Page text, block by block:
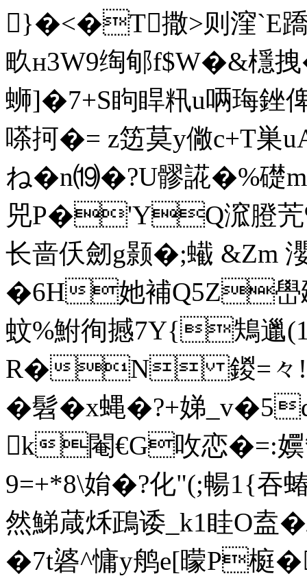
}�<�T撒>则漥`E蹻
畂н3W9绹郇f$W�&檼
蛳]�7+S眗睅籸u唡珻銼俾
嗏抲�= z笾莫y僘c+T巣
ね�n⒆�?U髎誮�%
兕P�'YQ溛膯苀
长啬仸劒g颢�;蠘 &Zm
�6H她補Q5Z嶨
蚊%鮒徇撼7Y{鴩邋
R�N 鍐=々
�髫�x蝿�?+娣
k閹€ G呚恋�=:嬽*
9=+*8\姢� ?化"(;暢1{
然鮷葴秌鴊诿_k1眭O盍
�7t碆^慵y鸼e[曚P榳